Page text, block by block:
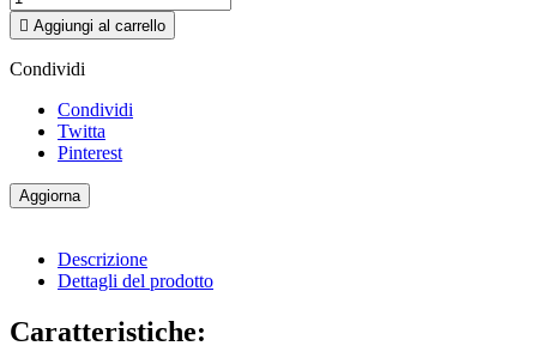
 Aggiungi al carrello
Condividi
Condividi
Twitta
Pinterest
Descrizione
Dettagli del prodotto
Caratteristiche: